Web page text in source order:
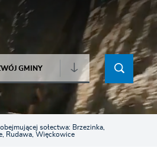
GMINY
sołectwa: Brzezinka,
Rudawa, Więckowice